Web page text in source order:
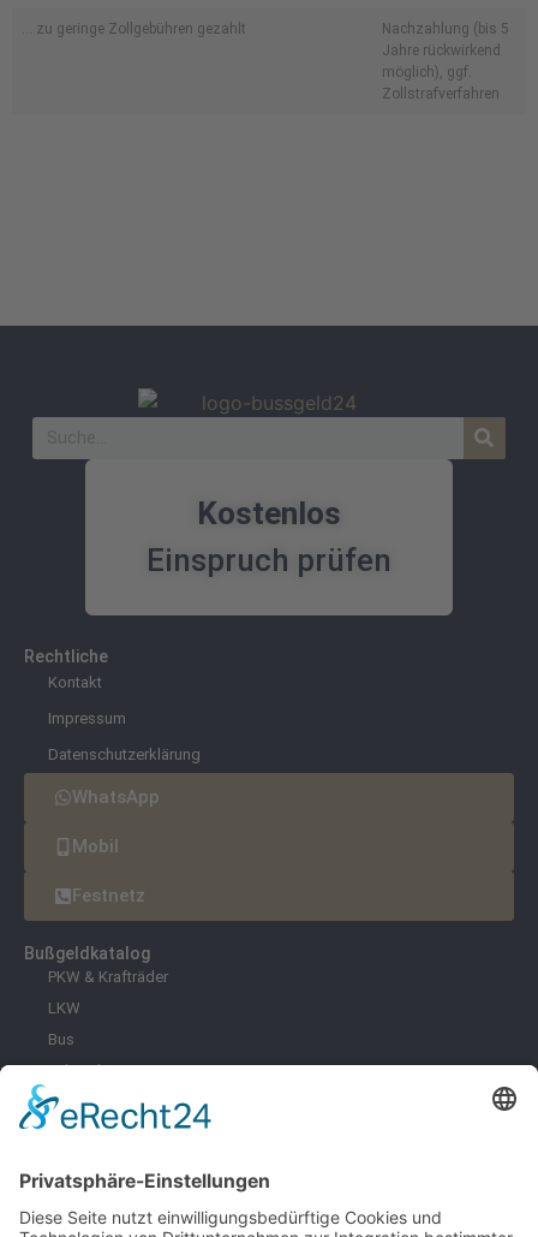
... zu geringe Zollgebühren gezahlt
Nachzahlung (bis 5
Jahre rückwirkend
möglich), ggf.
Zollstrafverfahren
Kostenlos
Einspruch prüfen
Rechtliche
Kontakt
Impressum
Datenschutzerklärung
WhatsApp
Mobil
Festnetz
Bußgeldkatalog
PKW & Krafträder
LKW
Bus
Fahrräder & E-Scooter
Zoll
Umwelt
Infektionsschutz
Schifffahrt